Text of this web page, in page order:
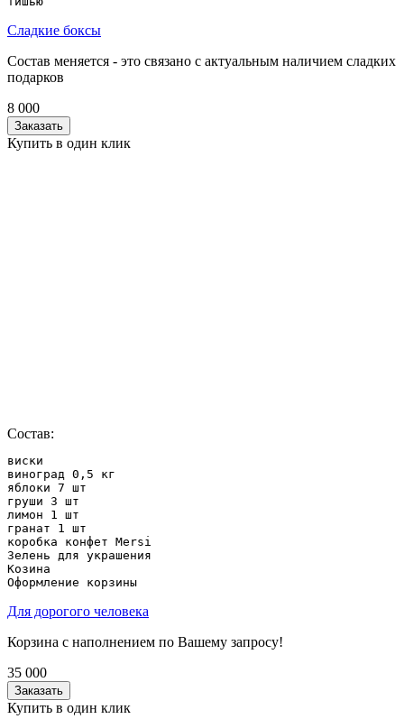
Сладкие боксы
Состав меняется - это связано с актуальным наличием сладких
подарков
8 000
Заказать
Купить в один клик
Состав:
виски
виноград 0,5 кг
яблоки 7 шт
груши 3 шт
лимон 1 шт
гранат 1 шт
коробка конфет Mersi
Зелень для украшения
Козина
Оформление корзины
Для дорогого человека
Корзина с наполнением по Вашему запросу!
35 000
Заказать
Купить в один клик